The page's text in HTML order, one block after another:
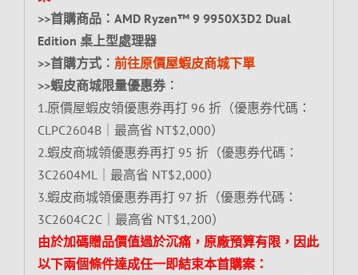
>>首購商品：AMD Ryzen™ 9 9950X3D2 Dual
Edition 桌上型處理器
>>首購方式︰ 前往原價屋蝦皮商城下單
>>蝦皮商城限量優惠券︰
1.原價屋蝦皮領優惠券再打 96 折（優惠券代碼：
CLPC2604B｜最高省 NT$2,000）
2.蝦皮商城領優惠券再打 95 折（優惠券代碼：
3C2604ML｜最高省 NT$2,000）
3.蝦皮商城領優惠券再打 97 折（優惠券代碼：
3C2604C2C｜最高省 NT$1,200）
由於加碼贈品價值過於沉痛，原廠預算有限，因此
以下兩個條件達成任一即結束本首購案：